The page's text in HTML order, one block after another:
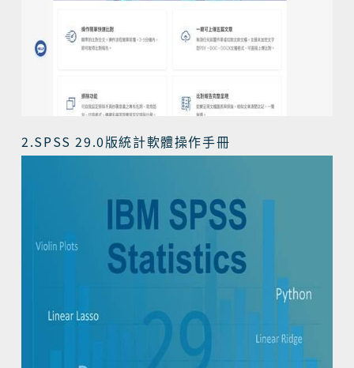
2.SPSS 29.0 版統計軟體操作手冊